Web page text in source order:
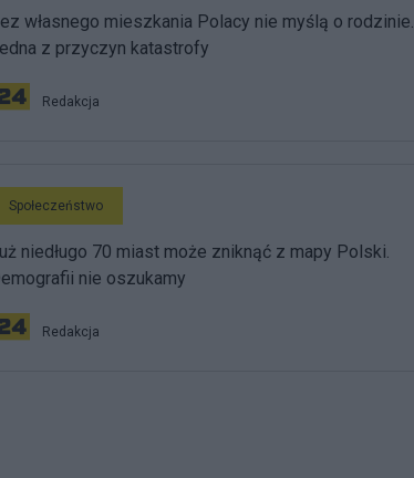
własnego mieszkania Polacy nie myślą o rodzinie.
z przyczyn katastrofy
Redakcja
Społeczeństwo
niedługo 70 miast może zniknąć z mapy Polski.
nie oszukamy
Redakcja